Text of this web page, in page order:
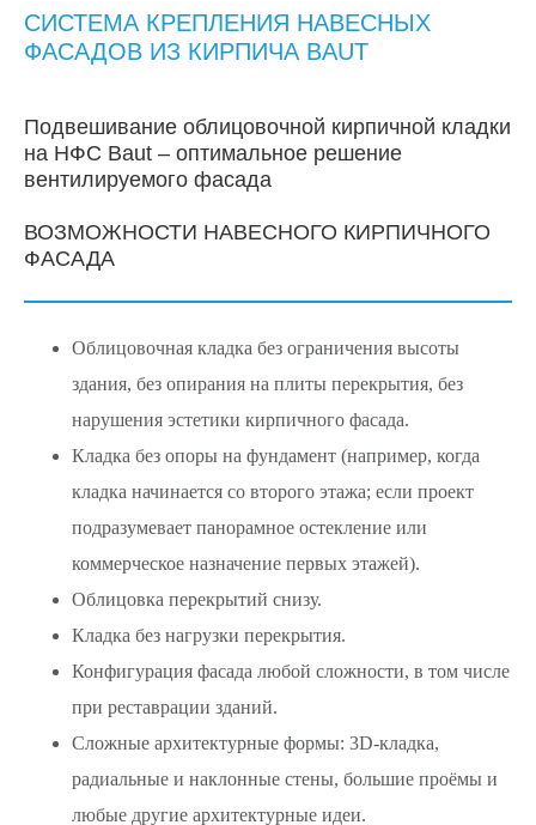
СИСТЕМА КРЕПЛЕНИЯ НАВЕСНЫХ
ФАСАДОВ ИЗ КИРПИЧА BAUT
Подвешивание облицовочной кирпичной кладки
на НФС Baut – оптимальное решение
вентилируемого фасада
ВОЗМОЖНОСТИ НАВЕСНОГО КИРПИЧНОГО
ФАСАДА
Облицовочная кладка без ограничения высоты
здания, без опирания на плиты перекрытия, без
нарушения эстетики кирпичного фасада.
Кладка без опоры на фундамент (например, когда
кладка начинается со второго этажа; если проект
подразумевает панорамное остекление или
коммерческое назначение первых этажей).
Облицовка перекрытий снизу.
Кладка без нагрузки перекрытия.
Конфигурация фасада любой сложности, в том числе
при реставрации зданий.
Сложные архитектурные формы: 3D-кладка,
радиальные и наклонные стены, большие проёмы и
любые другие архитектурные идеи.